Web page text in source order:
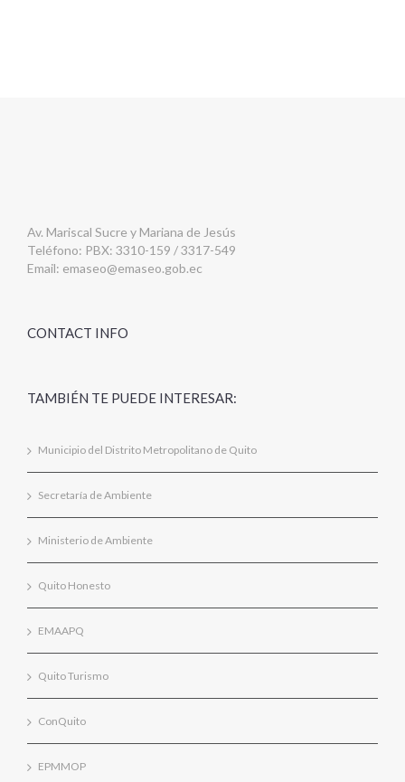
Av. Mariscal Sucre y Mariana de Jesús
Teléfono: PBX: 3310-159 / 3317-549
Email: emaseo@emaseo.gob.ec
CONTACT INFO
TAMBIÉN TE PUEDE INTERESAR:
Municipio del Distrito Metropolitano de Quito
Secretaría de Ambiente
Ministerio de Ambiente
Quito Honesto
EMAAPQ
Quito Turismo
ConQuito
EPMMOP